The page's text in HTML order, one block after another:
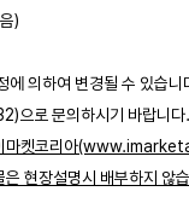
)
에 의하여 변경될 수 있습니
으로 문의하시기 바랍니다.
이마켓코리아
현장설명시 배부하지 않